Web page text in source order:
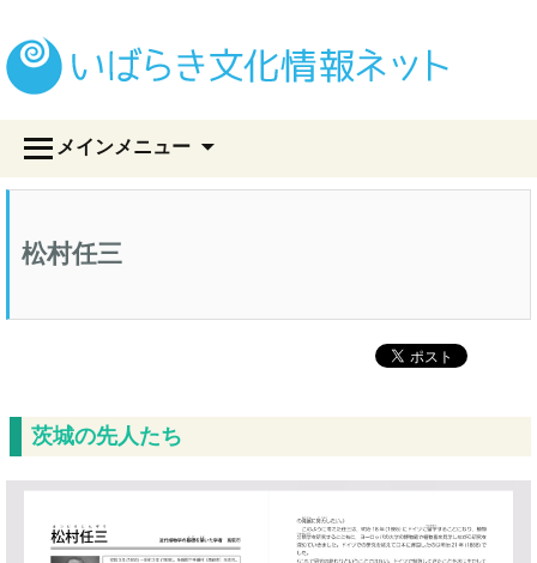
メインメニュー
テ
松村任三
茨城の先人たち